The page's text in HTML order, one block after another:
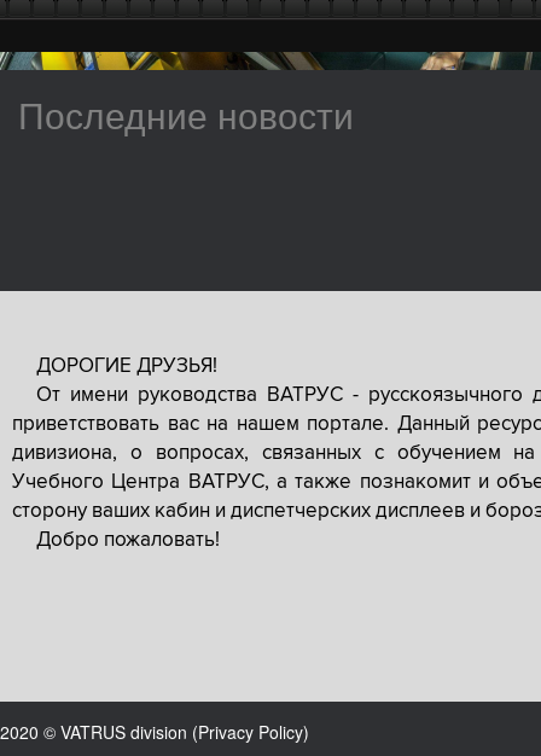
Последние новости
ДОРОГИЕ ДРУЗЬЯ!
От имени руководства ВАТРУС -
приветствовать вас на нашем портале. Данный
дивизиона, о вопросах, связанных с обучением
Учебного Центра ВАТРУС, а также познакомит и
сторону ваших кабин и диспетчерских дисплеев и
Добро пожаловать!
2020 © VATRUS division (Privacy Policy)